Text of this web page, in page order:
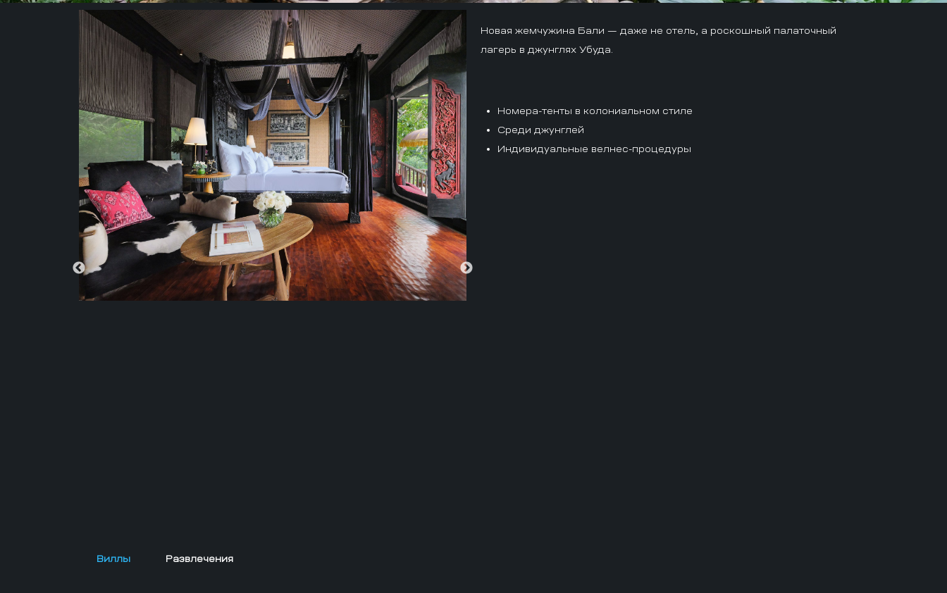
Новая жемчужина Бали — даже не отель, а роскошный палаточный
лагерь в джунглях Убуда.
Номера-тенты в колониальном стиле
Среди джунглей
Индивидуальные велнес-процедуры
Виллы Развлечения